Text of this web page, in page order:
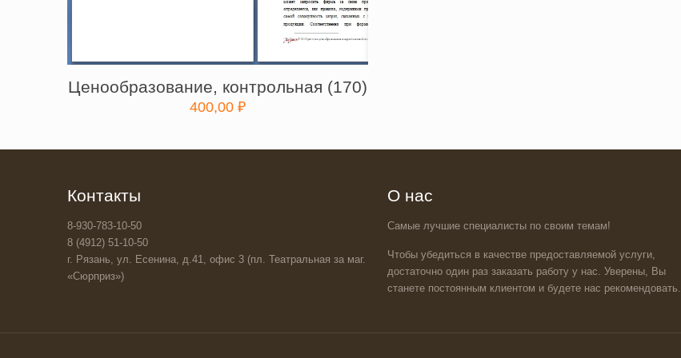
Ценообразование, контрольная (170)
400,00 ₽
Контакты
8-930-783-10-50
8 (4912) 51-10-50
г. Рязань, ул. Есенина, д.41, офис 3 (пл. Театральная за маг.
«Сюрприз»)
О нас
Самые лучшие специалисты по своим темам!
Чтобы убедиться в качестве предоставляемой услуги,
достаточно один раз заказать работу у нас. Уверены, Вы
станете постоянным клиентом и будете нас рекомендовать.